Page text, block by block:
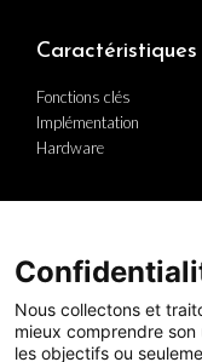
Caractéristiques
Fonctions clés
Implémentation
Hardware
Nous collectons et
mieux comprendre
les objectifs ou